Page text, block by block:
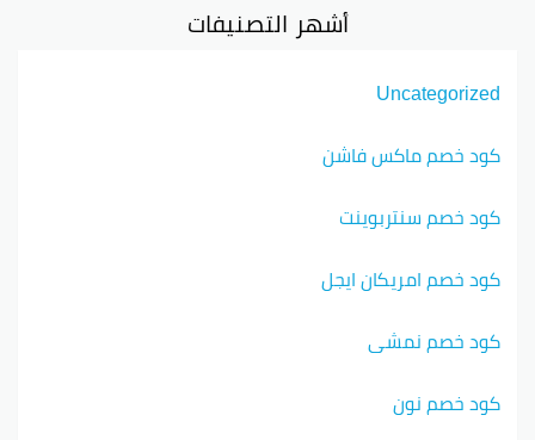
أشهر التصنيفات
Uncategorized
كود خصم ماكس فاشن
كود خصم سنتربوينت
كود خصم امريكان ايجل
كود خصم نمشي
كود خصم نون